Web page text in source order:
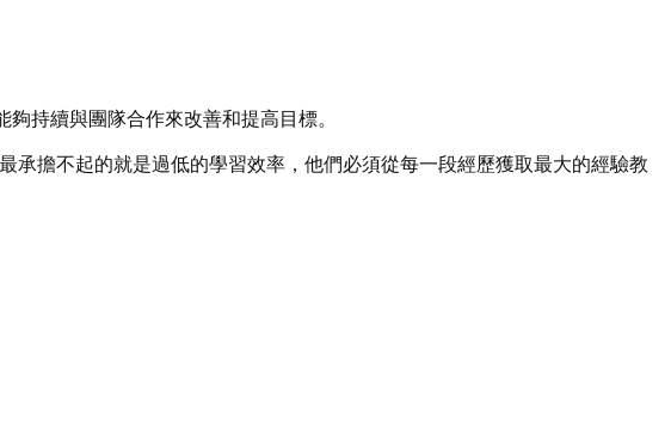
持續與團隊合作來改善和提高目標。
承擔不起的就是過低的學習效率，他們必須從每一段經歷獲取最大的經驗教